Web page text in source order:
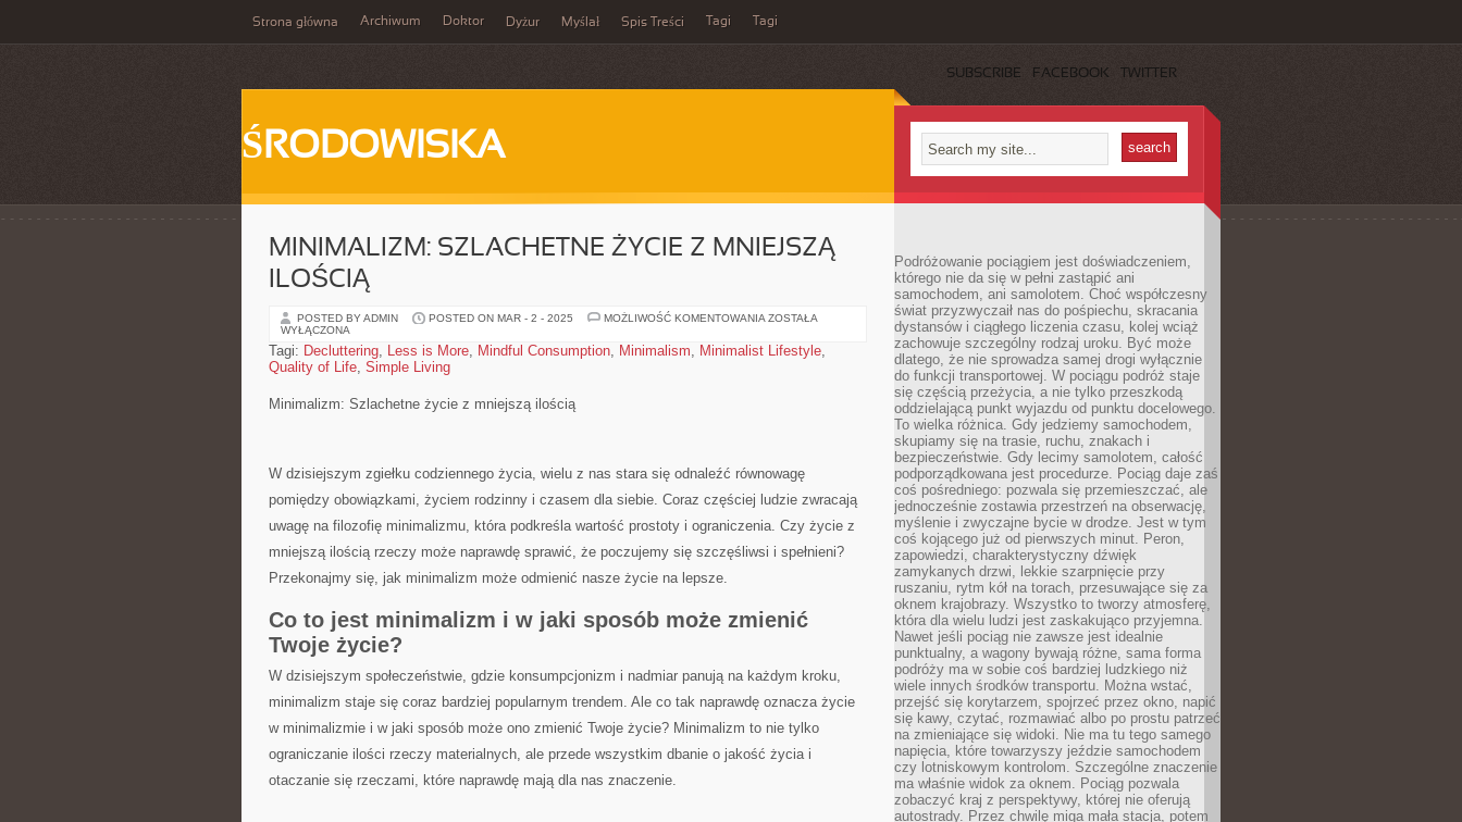
Strona główna Archiwum Doktor Dyżur Myślał Spis Treści Tagi Tagi
SUBSCRIBE FACEBOOK TWITTER
ŚRODOWISKA
MINIMALIZM: SZLACHETNE ŻYCIE Z MNIEJSZĄ
ILOŚCIĄ
POSTED BY ADMIN POSTED ON MAR - 2 - 2025 MOŻLIWOŚĆ KOMENTOWANIA MINIMALIZM:
Z
ZOSTAŁA
WYŁĄCZONA
Tagi: Decluttering, Less is More, Mindful Consumption, Minimalism, Minimalist Lifestyle,
Quality of Life, Simple Living
Minimalizm: Szlachetne ‍życie z mniejszą⁢ ilością
W dzisiejszym zgiełku codziennego życia, wielu z nas stara się odnaleźć równowagę
⁢pomiędzy obowiązkami, życiem rodzinny i czasem ‌dla siebie. Coraz częściej ludzie zwracają ​
uwagę na filozofię minimalizmu, która podkreśla wartość​ prostoty i ograniczenia. Czy życie z
mniejszą ilością rzeczy może​ naprawdę sprawić,⁣ że poczujemy‍ się szczęśliwsi i spełnieni?
Przekonajmy się, jak ⁢minimalizm może odmienić ⁣nasze życie na lepsze.
Co⁢ to​ jest ⁢minimalizm i⁤ w ⁤jaki sposób może zmienić ​
Twoje życie?
W⁤ dzisiejszym społeczeństwie, gdzie konsumpcjonizm i nadmiar panują na‌ każdym kroku,
minimalizm staje się coraz bardziej popularnym trendem. Ale co tak ⁣naprawdę oznacza życie
w minimalizmie i w jaki sposób może ​ono zmienić Twoje życie? Minimalizm to nie tylko
ograniczanie ilości rzeczy materialnych, ale⁢ przede wszystkim‍ dbanie⁢ o jakość życia i
otaczanie ⁤się rzeczami,​ które naprawdę mają ⁣dla nas ⁢znaczenie.
Podróżowanie pociągiem jest doświadczeniem,
którego nie da się w pełni zastąpić ani
samochodem, ani samolotem. Choć współczesny
świat przyzwyczaił nas do pośpiechu, skracania
dystansów i ciągłego liczenia czasu, kolej wciąż
zachowuje szczególny rodzaj uroku. Być może
dlatego, że nie sprowadza samej drogi wyłącznie
do funkcji transportowej. W pociągu podróż staje
się częścią przeżycia, a nie tylko przeszkodą
oddzielającą punkt wyjazdu od punktu docelowego.
To wielka różnica. Gdy jedziemy samochodem,
skupiamy się na trasie, ruchu, znakach i
bezpieczeństwie. Gdy lecimy samolotem, całość
podporządkowana jest procedurze. Pociąg daje zaś
coś pośredniego: pozwala się przemieszczać, ale
jednocześnie zostawia przestrzeń na obserwację,
myślenie i zwyczajne bycie w drodze. Jest w tym
coś kojącego już od pierwszych minut. Peron,
zapowiedzi, charakterystyczny dźwięk
zamykanych drzwi, lekkie szarpnięcie przy
ruszaniu, rytm kół na torach, przesuwające się za
oknem krajobrazy. Wszystko to tworzy atmosferę,
która dla wielu ludzi jest zaskakująco przyjemna.
Nawet jeśli pociąg nie zawsze jest idealnie
punktualny, a wagony bywają różne, sama forma
podróży ma w sobie coś bardziej ludzkiego niż
wiele innych środków transportu. Można wstać,
przejść się korytarzem, spojrzeć przez okno, napić
się kawy, czytać, rozmawiać albo po prostu patrzeć
na zmieniające się widoki. Nie ma tu tego samego
napięcia, które towarzyszy jeździe samochodem
czy lotniskowym kontrolom. Szczególne znaczenie
ma właśnie widok za oknem. Pociąg pozwala
zobaczyć kraj z perspektywy, której nie oferują
autostrady. Przez chwilę miga mała stacja, potem